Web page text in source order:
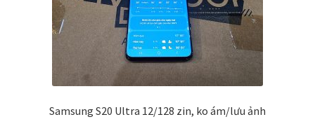
Samsung S20 Ultra 12/128 zin, ko ám/lưu ảnh